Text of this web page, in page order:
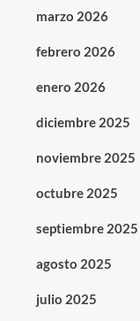
marzo 2026
febrero 2026
enero 2026
diciembre 2025
noviembre 2025
octubre 2025
septiembre 2025
agosto 2025
julio 2025